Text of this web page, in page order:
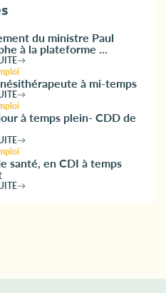
du ministre Paul
à la plateforme ...
à mi-temps
à temps plein- CDD de
santé, en CDI à temps